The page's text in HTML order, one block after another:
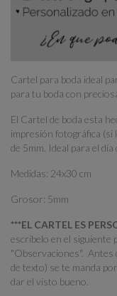
Cartel para boda ideal
para tu boda con
El Cartel de boda esta
impresión fotográfica (si
de 5mm. Ideal para el día
Medidas: 24x30 cm
Grosor: 5mm
***EL CARTEL ES
escribelo en el siguiente
"Observaciones". Antes
de texto) se te manda
dar el visto bueno.